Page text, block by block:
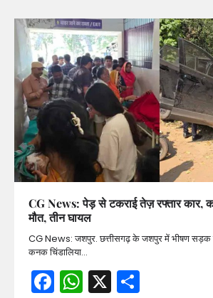
CG News: पेड़ से टकराई तेज़ रफ्तार कार,
मौत, तीन घायल
CG News: जशपुर. छत्तीसगढ़ के जशपुर में भीषण सड़क
कनक चिंडालिया…
Facebook
WhatsApp
X